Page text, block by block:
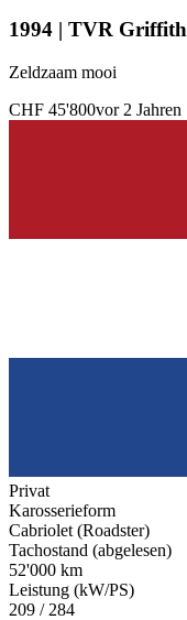
1994 | TVR Griffith
Zeldzaam mooi
CHF 45'800vor 2 Jahren
Privat
Karosserieform
Cabriolet (Roadster)
Tachostand (abgelesen)
52'000 km
Leistung (kW/PS)
209 / 284